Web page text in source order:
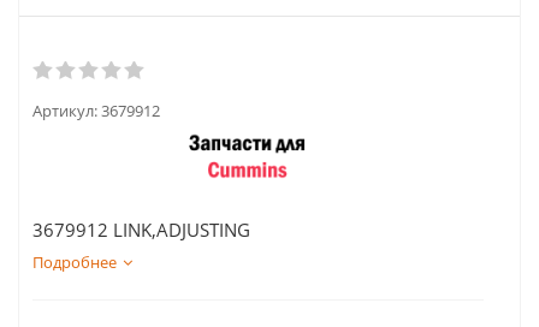
Артикул:3679912
3679912 LINK,ADJUSTING
Подробнее